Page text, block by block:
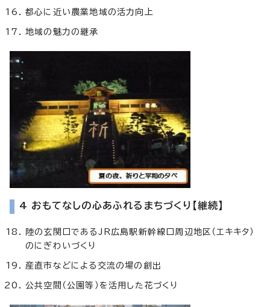
都心に近い農業地域の活力向上
地域の魅力の継承
4 おもてなしの心あふれるまちづくり【継続】
陸の玄関口であるJR広島駅新幹線口周辺地区（エキキタ）
のにぎわいづくり
産直市などによる交流の場の創出
公共空間（公園等）を活用した花づくり